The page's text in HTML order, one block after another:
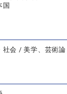
国
社会 / 美学、芸術論